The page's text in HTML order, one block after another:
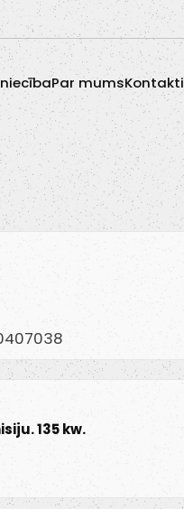
Par mumsKontakti
135 kw.